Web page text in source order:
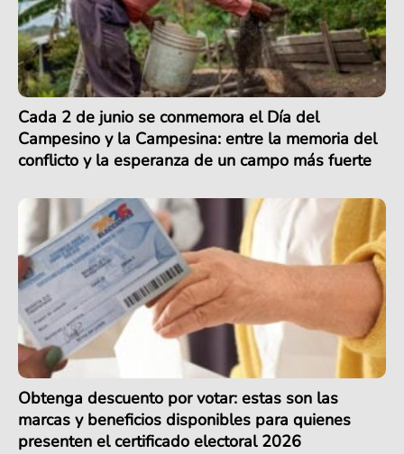
Cada 2 de junio se conmemora el Día del
Campesino y la Campesina: entre la memoria del
conflicto y la esperanza de un campo más fuerte
Obtenga descuento por votar: estas son las
marcas y beneficios disponibles para quienes
presenten el certificado electoral 2026